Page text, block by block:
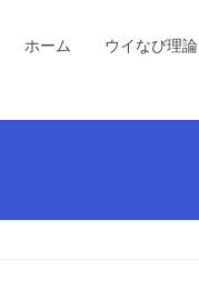
ホーム ウイなび理論